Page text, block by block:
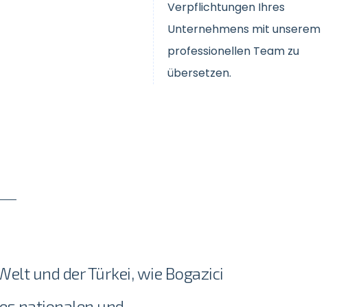
Verpflichtungen Ihres
Unternehmens mit unserem
professionellen Team zu
übersetzen.
und der Türkei, wie Bogazici